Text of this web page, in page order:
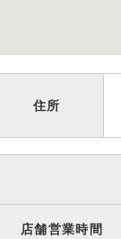
住所
店舗営業時間